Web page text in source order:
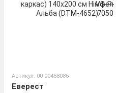
Артикул: 00-00458086
Еверест